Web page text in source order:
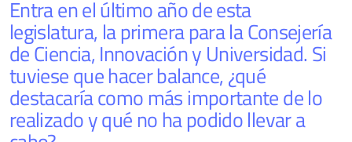
Entra en el último año de esta
legislatura, la primera para la Consejería
de Ciencia, Innovación y Universidad. Si
tuviese que hacer balance, ¿qué
destacaría como más importante de lo
realizado y qué no ha podido llevar a